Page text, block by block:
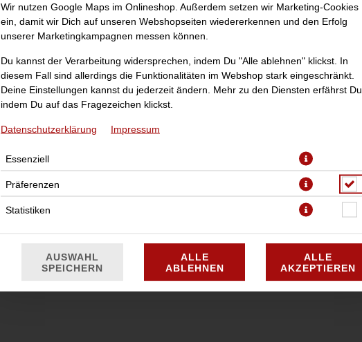
mit Hähnchen-Drehspießfleisch, Broccoli, Hirtenkäse und Sweet-Chili-Sauce
Wir nutzen Google Maps im Onlineshop. Außerdem setzen wir Marketing-Cookies
ein, damit wir Dich auf unseren Webshopseiten wiedererkennen und den Erfolg
unserer Marketingkampagnen messen können.
Du kannst der Verarbeitung widersprechen, indem Du "Alle ablehnen" klickst. In
diesem Fall sind allerdings die Funktionalitäten im Webshop stark eingeschränkt.
Deine Einstellungen kannst du jederzeit ändern. Mehr zu den Diensten erfährst Du,
indem Du auf das Fragezeichen klickst.
Datenschutzerklärung Impressum
Essenziell
Präferenzen
Statistiken
AUSWAHL
SPEICHERN
ALLE
ABLEHNEN
ALLE
AKZEPTIEREN